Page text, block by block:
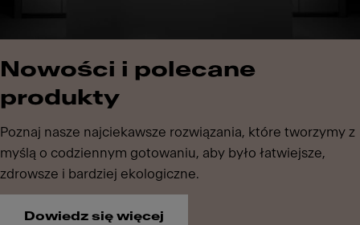
Nowości i polecane
produkty
Poznaj nasze najciekawsze rozwiązania, które tworzymy z
myślą o codziennym gotowaniu, aby było łatwiejsze,
zdrowsze i bardziej ekologiczne.
Dowiedz się więcej